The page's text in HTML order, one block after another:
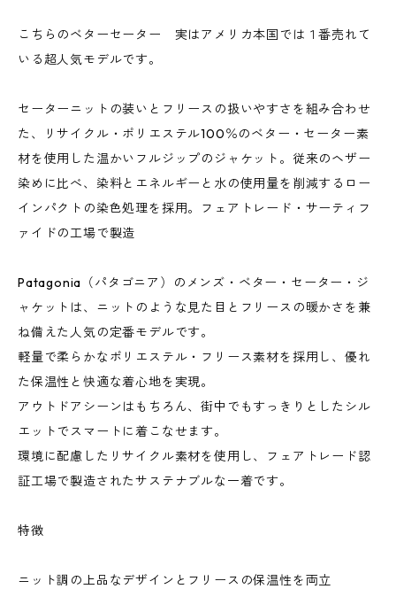
こちらのベターセーター 実はアメリカ本国では１番売れて
いる超人気モデルです。
セーターニットの装いとフリースの扱いやすさを組み合わせ
た、リサイクル・ポリエステル100％のベター・セーター素
材を使用した温かいフルジップのジャケット。従来のヘザー
染めに比べ、染料とエネルギーと水の使用量を削減するロー
インパクトの染色処理を採用。フェアトレード・サーティフ
ァイドの工場で製造
Patagonia（パタゴニア）のメンズ・ベター・セーター・ジ
ャケットは、ニットのような見た目とフリースの暖かさを兼
ね備えた人気の定番モデルです。
軽量で柔らかなポリエステル・フリース素材を採用し、優れ
た保温性と快適な着心地を実現。
アウトドアシーンはもちろん、街中でもすっきりとしたシル
エットでスマートに着こなせます。
環境に配慮したリサイクル素材を使用し、フェアトレード認
証工場で製造されたサステナブルな一着です。
特徴
ニット調の上品なデザインとフリースの保温性を両立